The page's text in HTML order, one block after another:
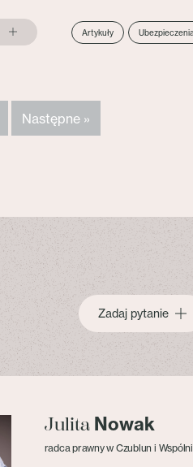
Artykuły
Następne »
Zadaj pytanie
Julita Nowak
radca prawny w Czublun i